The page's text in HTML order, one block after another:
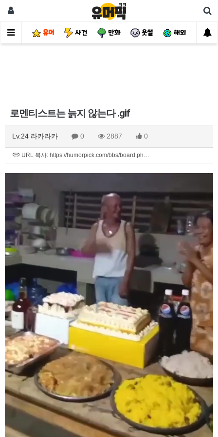
유머 사건 만화 웃썰 해외 핫
로멘티스트는 늙지 않는다 .gif
Lv.24 라카라카 0 2887 0
URL 복사: https://humorpick.com/bbs/board.ph…